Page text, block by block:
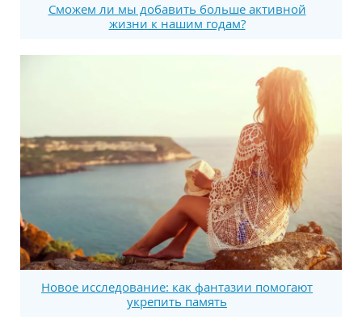
Сможем ли мы добавить больше активной
жизни к нашим годам?
Новое исследование: как фантазии помогают
укрепить память